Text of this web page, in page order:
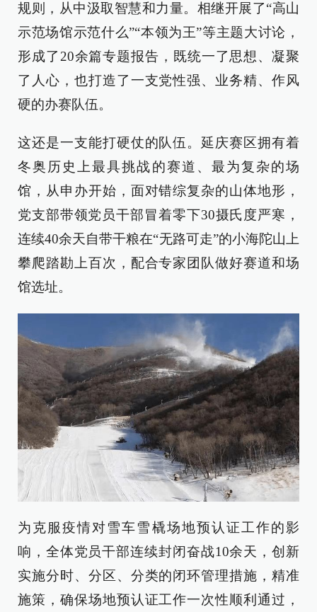
规则，从中汲取智慧和力量。相继开展了“高山
示范场馆示范什么”“本领为王”等主题大讨论，
形成了20余篇专题报告，既统一了思想、凝聚
了人心，也打造了一支党性强、业务精、作风
硬的办赛队伍。
这还是一支能打硬仗的队伍。延庆赛区拥有着
冬奥历史上最具挑战的赛道、最为复杂的场
馆，从申办开始，面对错综复杂的山体地形，
党支部带领党员干部冒着零下30摄氏度严寒，
连续40余天自带干粮在“无路可走”的小海陀山上
攀爬踏勘上百次，配合专家团队做好赛道和场
馆选址。
为克服疫情对雪车雪橇场地预认证工作的影
响，全体党员干部连续封闭奋战10余天，创新
实施分时、分区、分类的闭环管理措施，精准
施策，确保场地预认证工作一次性顺利通过，